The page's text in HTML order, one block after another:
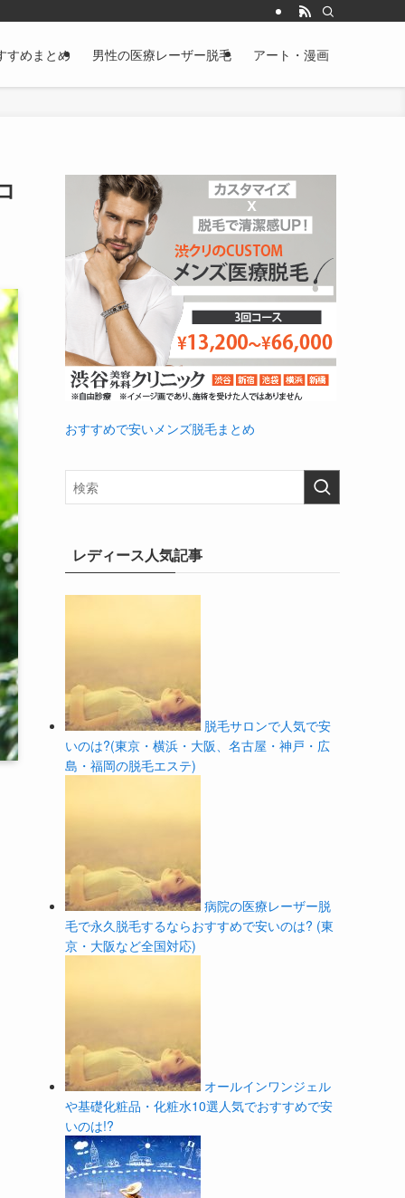
すめまとめ 男性の医療レーザー脱毛 アート・漫画
おすすめで安いメンズ脱毛まとめ
レディース人気記事
脱毛サロンで人気で安
いのは?(東京・横浜・大阪、名古屋・神戸・広
島・福岡の脱毛エステ)
病院の医療レーザー脱
毛で永久脱毛するならおすすめで安いのは? (東
京・大阪など全国対応)
オールインワンジェル
や基礎化粧品・化粧水10選人気でおすすめで安
いのは!?